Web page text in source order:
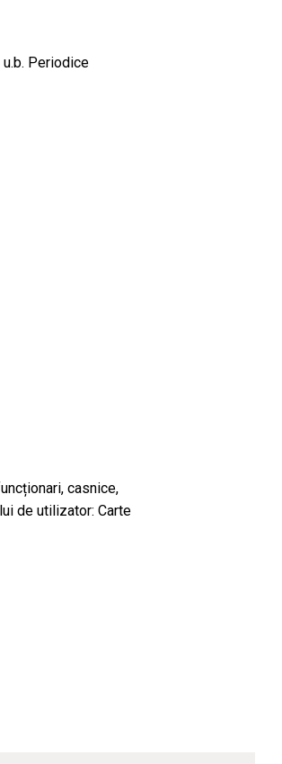
Periodice
casnice,
de utilizator: Carte